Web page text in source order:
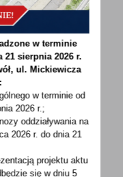
w terminie
21 sierpnia 2026 r.
ul. Mickiewicza
w terminie od
2026 r.;
oddziaływania na
2026 r. do dnia 21
projektu aktu
się w dniu 5